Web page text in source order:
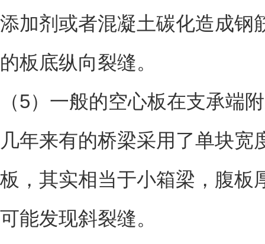
添加剂或者混凝土碳化造成钢
的板底纵向裂缝。
（5）一般的空心板在支承端
几年来有的桥梁采用了单块
板，其实相当于小箱梁，腹板
可能发现斜裂缝。